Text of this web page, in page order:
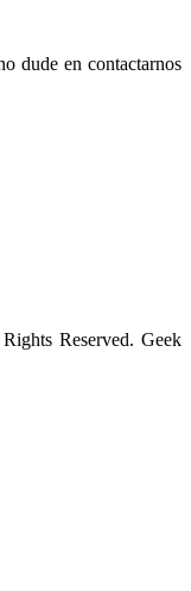
dude en contactarnos
Reserved. Geek